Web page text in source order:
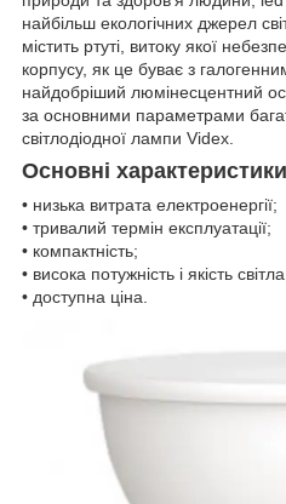
найбільш екологічних джерел
містить ртуті, витоку якої
корпусу, як це буває з
найдобріший люмінесцентний
за основними параметрами
світлодіодної лампи Videx.
Основні
• низька витрата електроенергії;
• тривалий термін експлуатації;
• компактність;
• висока потужність і якість
• доступна ціна.